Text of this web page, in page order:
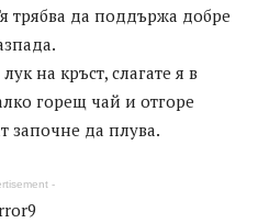
трябва да поддържа добре
на кръст, слагате я в
горещ чай и отгоре
започне да плува.
-